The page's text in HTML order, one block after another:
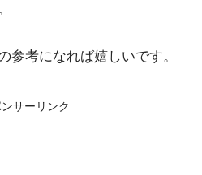
参考になれば嬉しいです。
サーリンク